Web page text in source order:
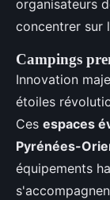
organisateurs
concentrer sur
Campings
Innovation
étoiles
Ces espaces
Pyrénées-
équipements